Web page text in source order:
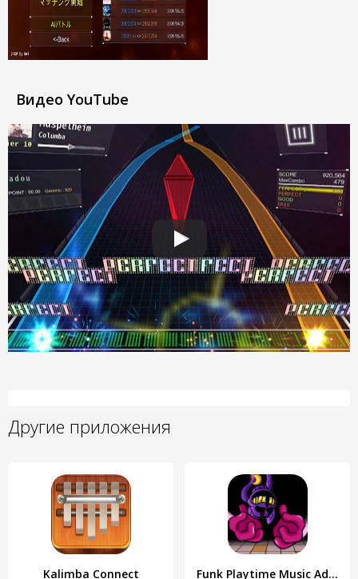
Видео YouTube
Другие приложения
Kalimba Connect Funk Playtime Music Adventure